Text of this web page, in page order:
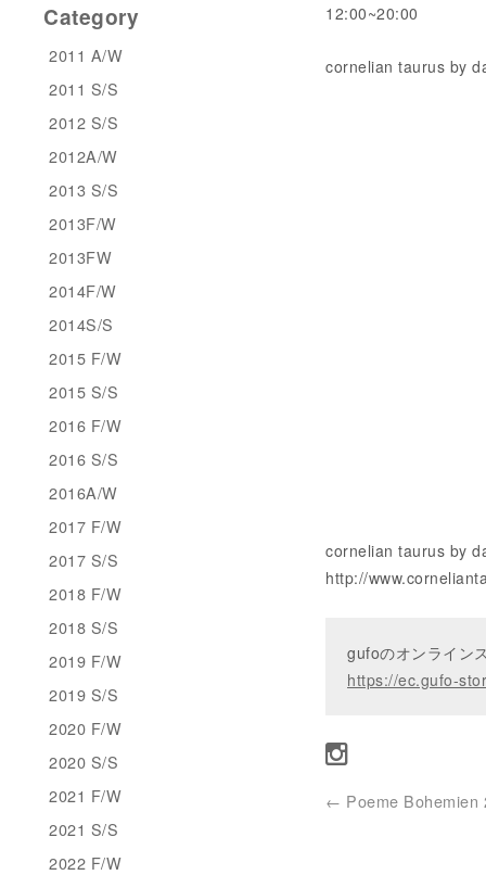
12:00~20:00
cornelian taurus by
cornelian taurus by
http://
gufoのオンライン
https://ec.gufo-
← Poeme
Category
2011 A/W
2011 S/S
2012 S/S
2012A/W
2013 S/S
2013F/W
2013FW
2014F/W
2014S/S
2015 F/W
2015 S/S
2016 F/W
2016 S/S
2016A/W
2017 F/W
2017 S/S
2018 F/W
2018 S/S
2019 F/W
2019 S/S
2020 F/W
2020 S/S
2021 F/W
2021 S/S
2022 F/W